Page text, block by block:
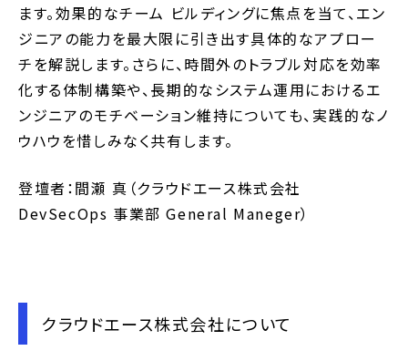
ます。効果的なチーム ビルディングに焦点を当て、エン
ジニアの能力を最大限に引き出す具体的なアプロー
チを解説します。さらに、時間外のトラブル対応を効率
化する体制構築や、長期的なシステム運用におけるエ
ンジニアのモチベーション維持についても、実践的なノ
ウハウを惜しみなく共有します。
登壇者：間瀬 真（クラウドエース株式会社
DevSecOps 事業部 General Maneger）
クラウドエース株式会社について